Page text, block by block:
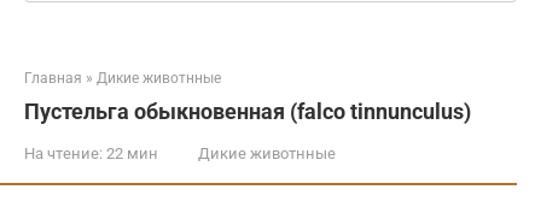
Главная » Дикие животнные
Пустельга обыкновенная (falco tinnunculus)
На чтение: 22 мин Дикие животнные